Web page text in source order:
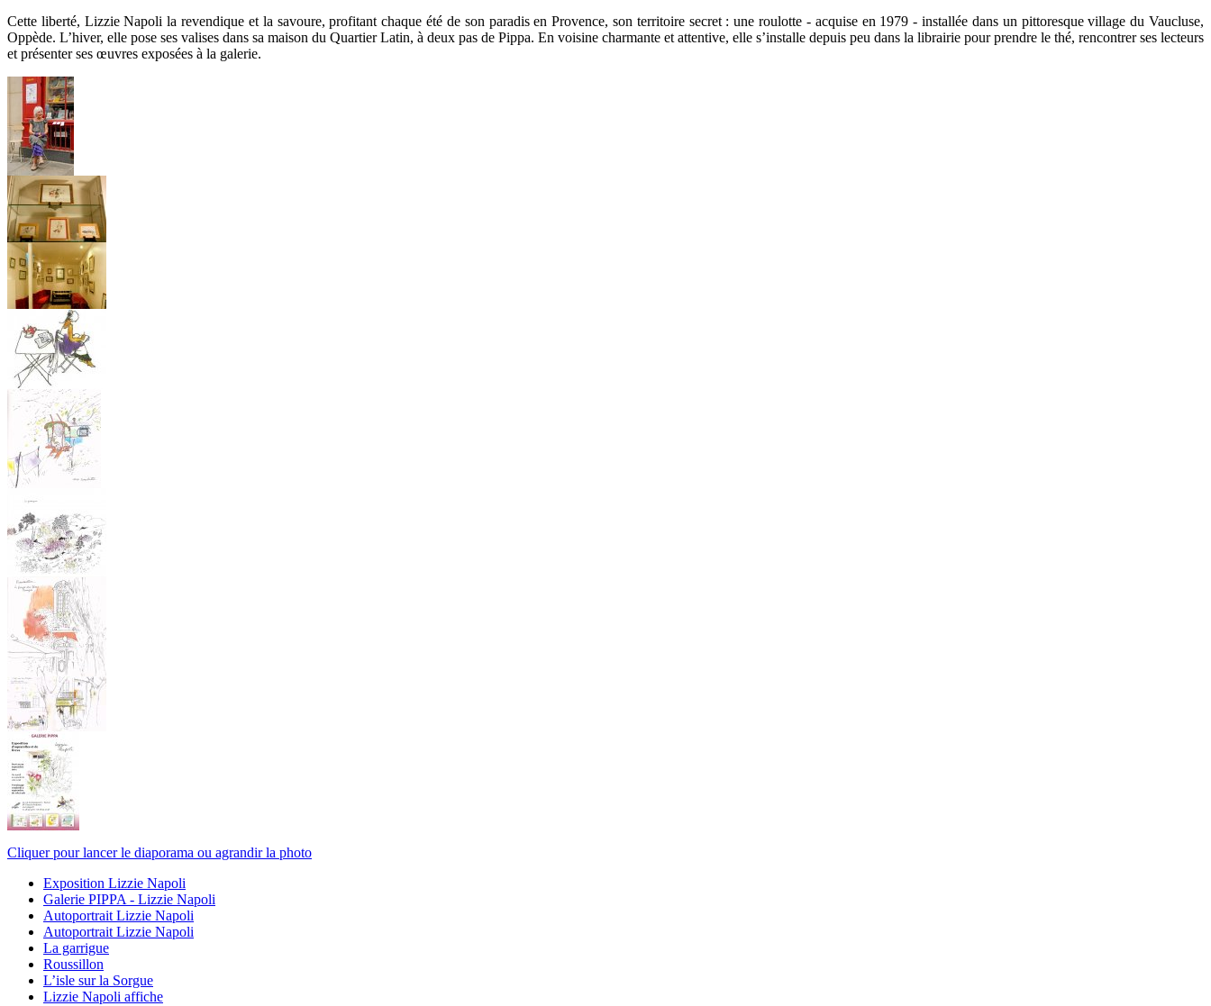
Cette liberté, Lizzie Napoli la revendique et la savoure, profitant chaque été de son paradis en Provence, son territoire secret : une roulotte - acquise en 1979 - installée dans un pittoresque village du Vaucluse,
Oppède. L’hiver, elle pose ses valises dans sa maison du Quartier Latin, à deux pas de Pippa. En voisine charmante et attentive, elle s’installe depuis peu dans la librairie pour prendre le thé, rencontrer ses lecteurs
et présenter ses œuvres exposées à la galerie.
Cliquer pour lancer le diaporama ou agrandir la photo
Exposition Lizzie Napoli
Galerie PIPPA - Lizzie Napoli
Autoportrait Lizzie Napoli
Autoportrait Lizzie Napoli
La garrigue
Roussillon
L’isle sur la Sorgue
Lizzie Napoli affiche